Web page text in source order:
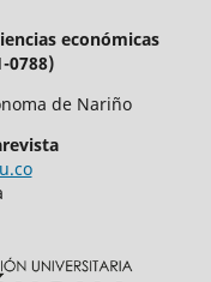
económicas
0788)
de Nariño